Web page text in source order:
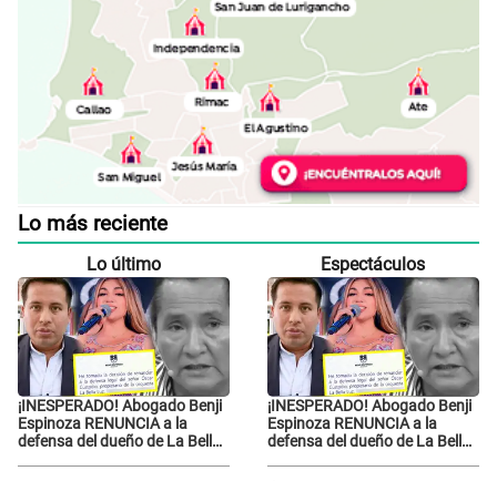
Lo más reciente
Lo último
¡INESPERADO! Abogado Benji
Espinoza RENUNCIA a la
defensa del dueño de La Bella
Espectáculos
¡INESPERADO! Abogado Benji
Espinoza RENUNCIA a la
defensa del dueño de La Bella